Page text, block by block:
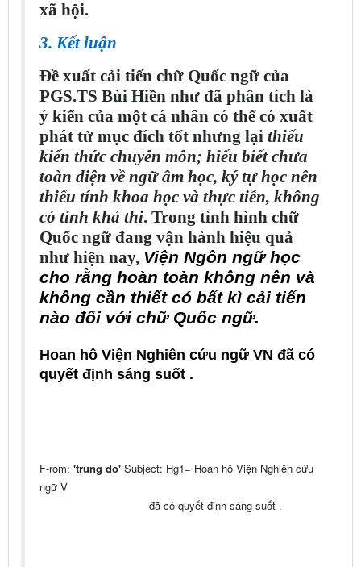
xã hội.
3. Kết luận
Đề xuất cải tiến chữ Quốc ngữ của
PGS.TS Bùi Hiền như đã phân tích là
ý kiến của một cá nhân có thể có xuất
phát từ mục đích tốt nhưng lại thiếu
kiến thức chuyên môn; hiểu biết chưa
toàn diện về ngữ âm học, ký tự học nên
thiếu tính khoa học và thực tiễn, không
có tính khả thi. Trong tình hình chữ
Quốc ngữ đang vận hành hiệu quả
như hiện nay, Viện Ngôn ngữ học
cho rằng hoàn toàn không nên và
không cần thiết có bất kì cải tiến
nào đối với chữ Quốc ngữ.
Hoan hô Viện Nghiên cứu ngữ VN đã có
quyết định sáng suốt .
F-rom: 'trung do' Subject: Hg1= Hoan hô Viện Nghiên cứu
ngữ V
đã có quyết định sáng suốt .